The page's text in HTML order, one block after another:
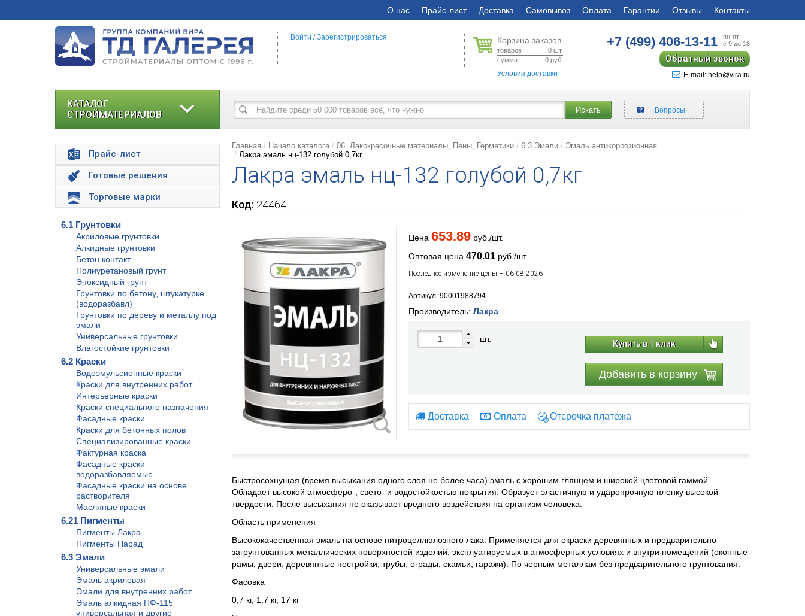
О нас Прайс-лист Доставка Самовывоз Оплата Гарантии Отзывы Контакты
Корзина заказов
товаров 0 шт.
сумма
0 руб.
Условия доставки
+7 (499)406-13-11
пн-пт
с 9 до 18
Обратный звонок
E-mail: help@vira.ru
Войти /Зарегистрироваться
КАТАЛОГ
СТРОЙМАТЕРИАЛОВ
Прайс-лист
Готовые решения
Торговые марки
6.1 Грунтовки
Акриловые грунтовки
Алкидные грунтовки
Бетон контакт
Полиуретановый грунт
Эпоксидный грунт
Грунтовки по бетону, штукатурке
(водоразбавл)
Грунтовки по дереву и металлу под
эмали
Универсальные грунтовки
Влагостойкие грунтовки
6.2 Краски
Водоэмульсионные краски
Краски для внутренних работ
Интерьерные краски
Краски специального назначения
Фасадные краски
Краски для бетонных полов
Специализированные краски
Фактурная краска
Фасадные краски
водоразбавляемые
Фасадные краски на основе
растворителя
Масляные краски
6.21 Пигменты
Пигменты Лакра
Пигменты Парад
6.3 Эмали
Универсальные эмали
Эмаль акриловая
Эмали для внутренних работ
Эмаль алкидная ПФ-115
универсальная и другие
Искать Вопросы
Главная Начало каталога 06. Лакокрасочные материалы, Пены, Герметики 6.3 Эмали
Эмаль антикоррозионная
Лакра эмаль нц-132 голубой 0,7кг
Лакра эмаль нц-132 голубой 0,7кг
Код: 24464
Цена 653.89руб./шт.
Оптовая цена 470.01руб./шт.
Последнее изменение цены – 06.08.2026
Артикул: 90001988794
Производитель: Лакра
шт. Купить в 1 клик
Добавить в корзину
Доставка Оплата Отсрочка платежа
Быстросохнущая (время высыхания одного слоя не более часа) эмаль с хорошим глянцем и широкой цветовой гаммой.
Обладает высокой атмосферо-, свето- и водостойкостью покрытия. Образует эластичную и ударопрочную пленку высокой
твердости. После высыхания не оказывает вредного воздействия на организм человека.
Область применения
Высококачественная эмаль на основе нитроцеллюлозного лака. Применяется для окраски деревянных и предварительно
загрунтованных металлических поверхностей изделий, эксплуатируемых в атмосферных условиях и внутри помещений (оконные
рамы, двери, деревянные постройки, трубы, ограды, скамьи, гаражи). По черным металлам без предварительного грунтования.
Фасовка
0,7 кг, 1,7 кг, 17 кг